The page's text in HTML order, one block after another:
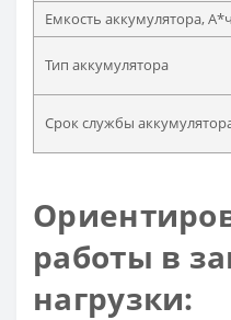
Емкость аккумулятора,
Тип аккумулятора
Срок службы
работы в
нагрузки: